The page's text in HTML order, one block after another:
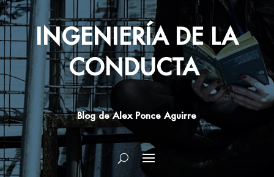
INGENIERÍA DE LA
CONDUCTA
Blog de Alex Ponce Aguirre